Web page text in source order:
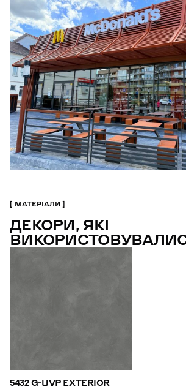
МАТЕРІАЛИ
ДЕКОРИ, ЯКІ
5432 G-UVP EXTERIOR